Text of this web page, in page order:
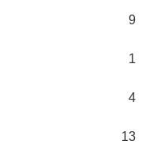
9
1
4
13